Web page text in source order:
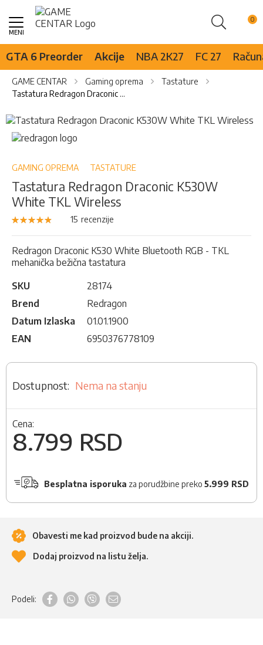
Pretraži
Skip
Content
GTA 6 Preorder Akcije NBA 2K27 FC 27
GAME CENTAR Gaming oprema
Tastature
Tastatura Redragon Draconic K530W White TKL Wireless
Skip
to
the
of
images
gallery
Skip
to
beginning
the
images
gallery
GAMING OPREMA TASTATURE
Tastatura Redragon Draconic K530W
White TKL Wireless
Rejting:
95
% of 100
15 recenzije
Redragon Draconic K530 White Bluetooth RGB - TKL
mehanička bežična tastatura
SKU
28174
Brend
Redragon
Datum Izlaska
01.01.1900
EAN
6950376778109
Nema na stanju
Cena:
8.799 RSD
Besplatna isporuka za porudžbine preko 5.999 RSD
Obavesti me kad proizvod bude na akciji.
Dodaj proizvod na listu želja.
Podeli: